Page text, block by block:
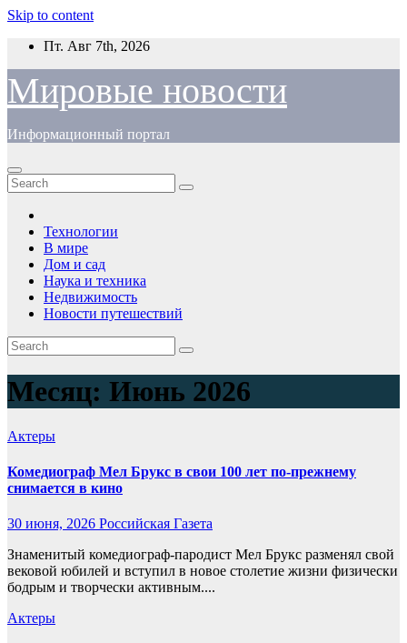
Skip to content
Пт. Авг 7th, 2026
Мировые новости
Информационный портал
Технологии
В мире
Дом и сад
Наука и техника
Недвижимость
Новости путешествий
Месяц: Июнь 2026
Актеры
Комедиограф Мел Брукс в свои 100 лет по-прежнему
снимается в кино
30 июня, 2026 Российская Газета
Знаменитый комедиограф-пародист Мел Брукс разменял свой
вековой юбилей и вступил в новое столетие жизни физически
бодрым и творчески активным....
Актеры